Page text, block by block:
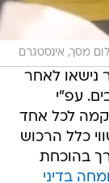
מסך, אינסטגרם
נישאו לאחר
עפ"י
קמה לכל אחד
כלל הרכוש
בהוכחת
בדיני